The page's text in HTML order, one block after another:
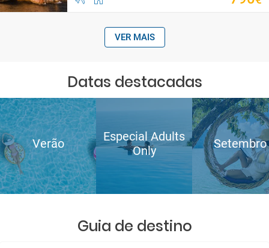
VER MAIS
Datas destacadas
Verão
Especial Adults
Only
Setembro
Guia de destino